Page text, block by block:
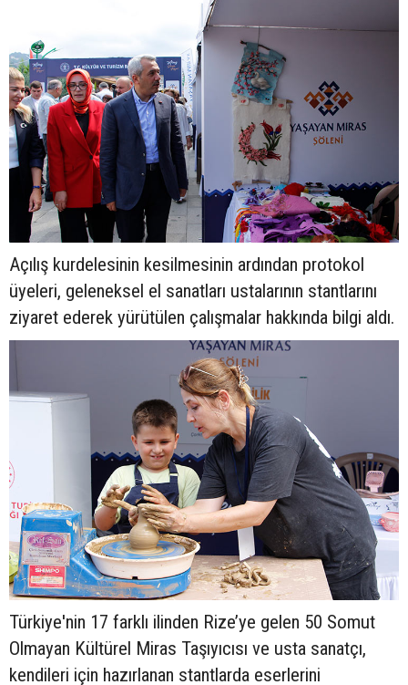
Açılış kurdelesinin kesilmesinin ardından protokol
üyeleri, geleneksel el sanatları ustalarının stantlarını
ziyaret ederek yürütülen çalışmalar hakkında bilgi aldı.
Türkiye'nin 17 farklı ilinden Rize’ye gelen 50 Somut
Olmayan Kültürel Miras Taşıyıcısı ve usta sanatçı,
kendileri için hazırlanan stantlarda eserlerini